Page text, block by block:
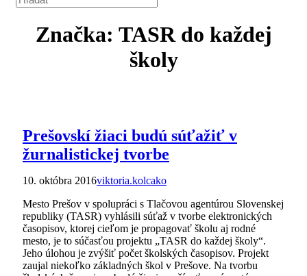
Značka: TASR do každej
školy
Prešovskí žiaci budú súťažiť v
žurnalistickej tvorbe
10. októbra 2016viktoria.kolcako
Mesto Prešov v spolupráci s Tlačovou agentúrou Slovenskej
republiky (TASR) vyhlásili súťaž v tvorbe elektronických
časopisov, ktorej cieľom je propagovať školu aj rodné
mesto, je to súčasťou projektu „TASR do každej školy“.
Jeho úlohou je zvýšiť počet školských časopisov. Projekt
zaujal niekoľko základných škol v Prešove. Na tvorbu